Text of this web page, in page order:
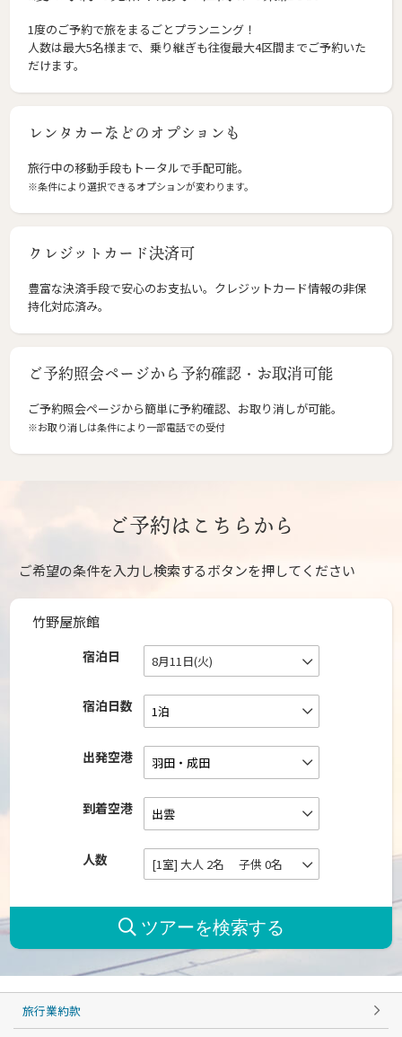
1度のご予約で旅をまるごとプランニング！
人数は最大5名様まで、乗り継ぎも往復最大4区間までご予約いた
だけます。
レンタカーなどのオプションも
旅行中の移動手段もトータルで手配可能。
※条件により選択できるオプションが変わります。
クレジットカード決済可
豊富な決済手段で安心のお支払い。クレジットカード情報の非保
持化対応済み。
ご予約照会ページから予約確認・お取消可能
ご予約照会ページから簡単に予約確認、お取り消しが可能。
※お取り消しは条件により一部電話での受付
ご予約はこちらから
ご希望の条件を入力し検索するボタンを押してください
竹野屋旅館
宿泊日 8月11日(火)
宿泊日数
出発空港
到着空港
人数 [1室] 大人 2名 子供 0名
旅行業約款